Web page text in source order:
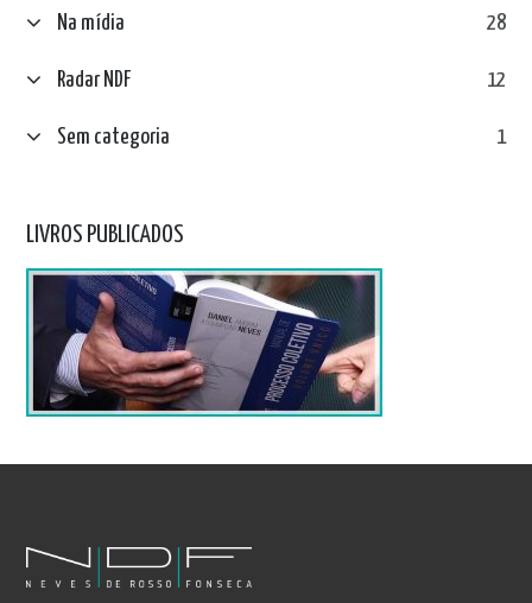
Na mídia 28
Radar NDF 12
Sem categoria 1
LIVROS PUBLICADOS